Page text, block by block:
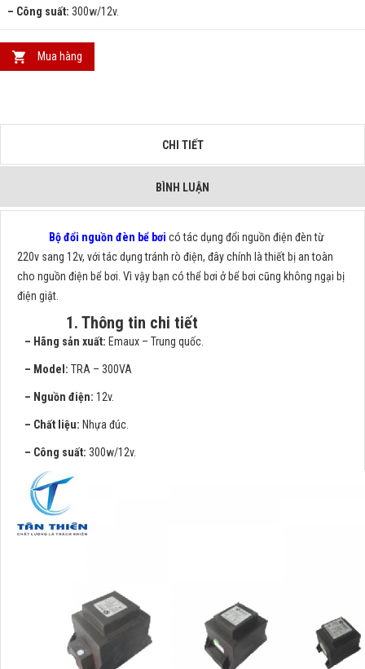
– Công suất: 300w/12v.
Mua hàng
CHI TIẾT
BÌNH LUẬN
Bộ đổi nguồn đèn bể bơi có tác dụng đổi nguồn điện đèn từ
220v sang 12v, với tác dụng tránh rò điện, đây chính là thiết bị an toàn
cho nguồn điện bể bơi. Vì vậy bạn có thể bơi ở bể bơi cũng không ngại bị
điện giật.
1. Thông tin chi tiết
– Hãng sản xuất: Emaux – Trung quốc.
– Model: TRA – 300VA
– Nguồn điện: 12v.
– Chất liệu: Nhựa đúc.
– Công suất: 300w/12v.